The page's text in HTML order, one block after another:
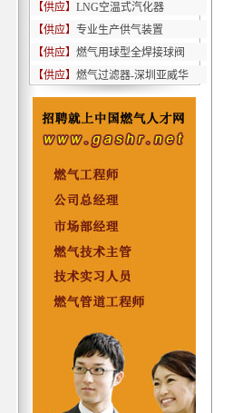
【供应】 LNG空温式汽化器
【供应】 专业生产供气装置
【供应】 燃气用球型全焊接球阀
【供应】 燃气过滤器-深圳亚威华